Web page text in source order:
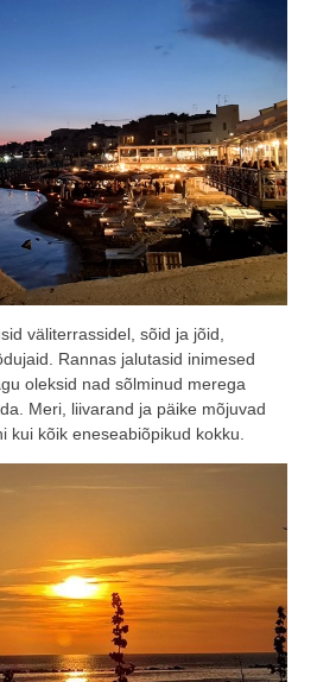
väliterrassidel, sõid ja jõid,
Rannas jalutasid inimesed
oleksid nad sõlminud merega
Meri, liivarand ja päike mõjuvad
kõik eneseabiõpikud kokku.